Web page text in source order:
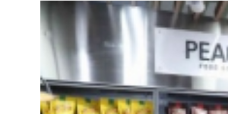
Dầu gội Dove Thái Lan